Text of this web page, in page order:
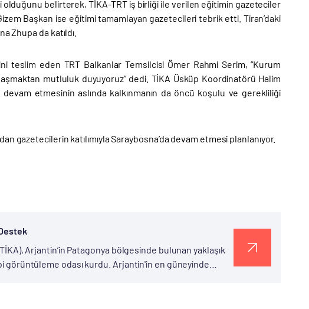
olduğunu belirterek, TİKA-TRT iş birliği ile verilen eğitimin gazeteciler
Başkan ise eğitimi tamamlayan gazetecileri tebrik etti. Tiran’daki
Zhupa da katıldı.
teslim eden TRT Balkanlar Temsilcisi Ömer Rahmi Serim, “Kurum
mutluluk duyuyoruz” dedi. TİKA Üsküp Koordinatörü Halim
etmesinin aslında kalkınmanın da öncü koşulu ve gerekliliği
gazetecilerin katılımıyla Saraybosna’da devam etmesi planlanıyor.
Arjantin’in Patagonya bölgesinde bulunan yaklaşık
görüntüleme odası kurdu. Arjantin'in en güneyinde